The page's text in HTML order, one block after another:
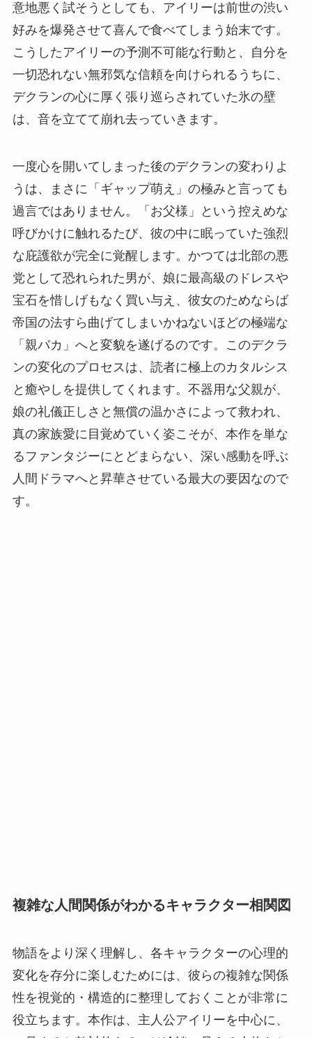
意地悪く試そうとしても、アイリーは前世の渋い
好みを爆発させて喜んで食べてしまう始末です。
こうしたアイリーの予測不可能な行動と、自分を
一切恐れない無邪気な信頼を向けられるうちに、
デクランの心に厚く張り巡らされていた氷の壁
は、音を立てて崩れ去っていきます。
一度心を開いてしまった後のデクランの変わりよ
うは、まさに「ギャップ萌え」の極みと言っても
過言ではありません。「お父様」という控えめな
呼びかけに触れるたび、彼の中に眠っていた強烈
な庇護欲が完全に覚醒します。かつては北部の悪
党として恐れられた男が、娘に最高級のドレスや
宝石を惜しげもなく買い与え、彼女のためならば
帝国の法すら曲げてしまいかねないほどの極端な
「親バカ」へと変貌を遂げるのです。このデクラ
ンの変化のプロセスは、読者に極上のカタルシス
と癒やしを提供してくれます。不器用な父親が、
娘の礼儀正しさと無償の温かさによって救われ、
真の家族愛に目覚めていく姿こそが、本作を単な
るファンタジーにとどまらない、深い感動を呼ぶ
人間ドラマへと昇華させている最大の要因なので
す。
複雑な人間関係がわかるキャラクター相関図
物語をより深く理解し、各キャラクターの心理的
変化を存分に楽しむためには、彼らの複雑な関係
性を視覚的・構造的に整理しておくことが非常に
役立ちます。本作は、主人公アイリーを中心に、